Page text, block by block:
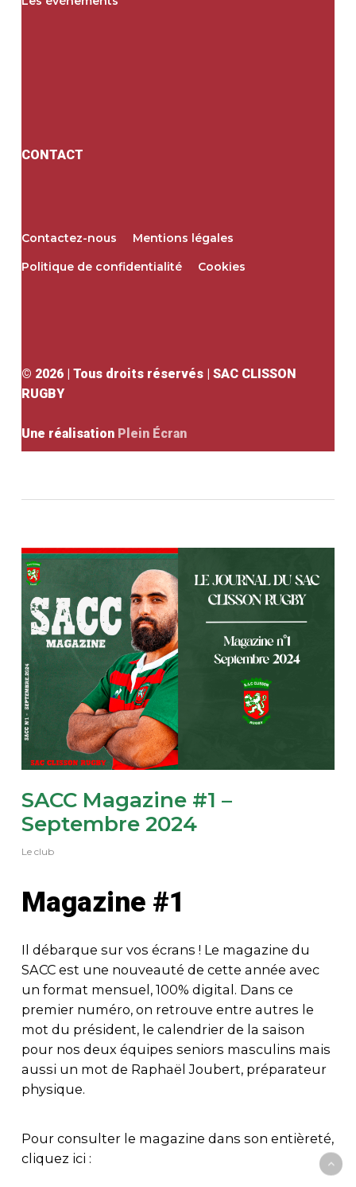
CONTACT
Contactez-nous
Mentions légales
Politique de confidentialité
Cookies
© 2026| Tous droits réservés | SAC CLISSON
RUGBY
Une réalisation Plein Écran
SACC Magazine #1 –
Septembre 2024
Le club
Magazine #1
Il débarque sur vos écrans ! Le magazine du
SACC est une nouveauté de cette année avec
un format mensuel, 100% digital. Dans ce
premier numéro, on retrouve entre autres le
mot du président, le calendrier de la saison
pour nos deux équipes seniors masculins mais
aussi un mot de Raphaël Joubert, préparateur
physique.
Pour consulter le magazine dans son entièreté,
cliquez ici :